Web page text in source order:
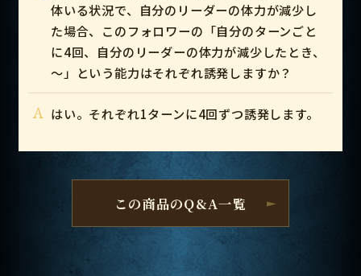
体いる状況で、自分のリーダーの体力が減少し
た場合、このフォロワーの「自分のターンごと
に4回、自分のリーダーの体力が減少したとき、
～」という能力はそれぞれ誘発しますか？
A はい。それぞれ1ターンに4回ずつ誘発します。
この商品のQ&A一覧